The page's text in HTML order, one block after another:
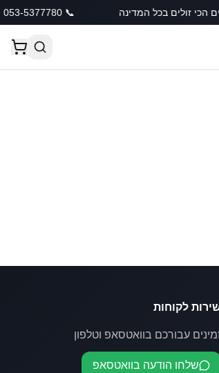
הכי זולים בכל המדינה 📞 053-5377780
לקוחות
עבורכם בוואטסאפ וטלפון
שלחו הודעה בוואטסאפ